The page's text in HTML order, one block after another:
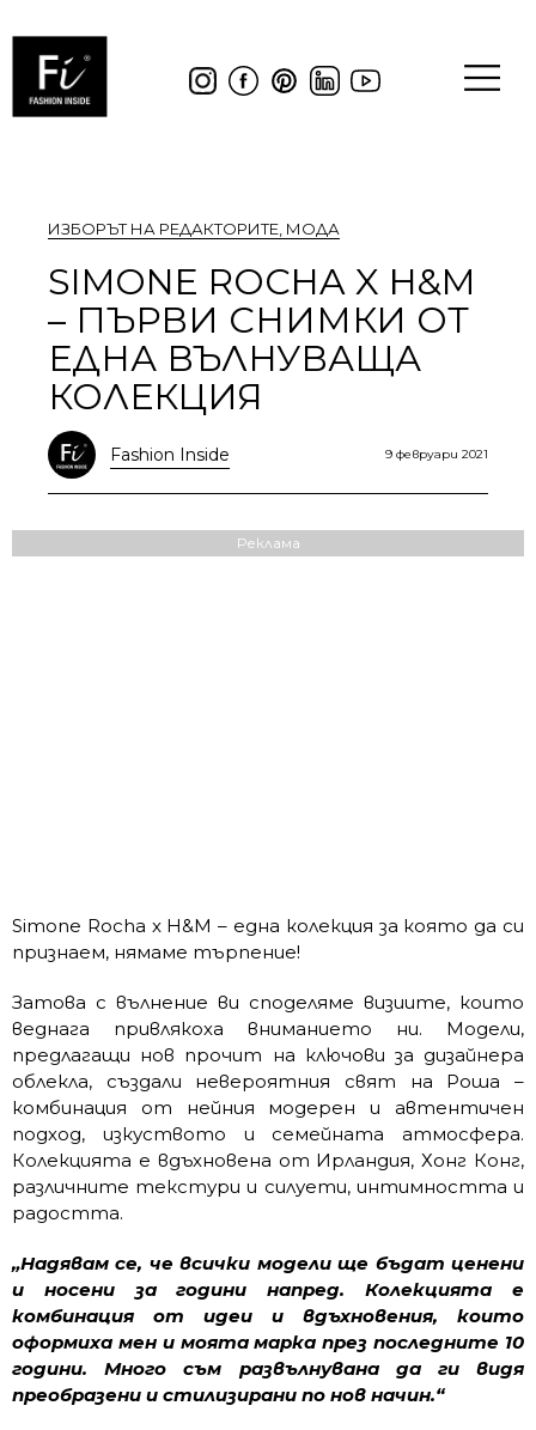
ИЗБОРЪТ НА РЕДАКТОРИТЕ МОДА
SIMONE ROCHA X H&M
– ПЪРВИ СНИМКИ ОТ
ЕДНА ВЪЛНУВАЩА
КОЛЕКЦИЯ
Fashion Inside 9 февруари 2021
Реклама
Simone Rocha x H&M – една колекция за която да си
признаем, нямаме търпение!
Затова с вълнение ви споделяме визиите, които
веднага привлякоха вниманието ни. Модели,
предлагащи нов прочит на ключови за дизайнера
облекла, създали невероятния свят на Роша –
комбинация от нейния модерен и автентичен
подход, изкуството и семейната атмосфера.
Колекцията е вдъхновена от Ирландия, Хонг Конг,
различните текстури и силуети, интимността и
радостта.
„Надявам се, че всички модели ще бъдат ценени
и носени за години напред. Колекцията е
комбинация от идеи и вдъхновения, които
оформиха мен и моята марка през последните 10
години. Много съм развълнувана да ги видя
преобразени и стилизирани по нов начин.“